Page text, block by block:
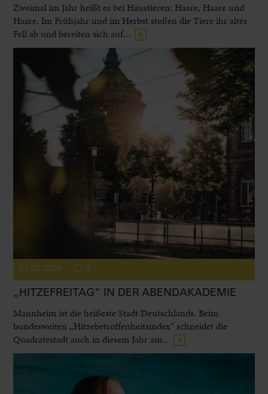
Zweimal im Jahr heißt es bei Haustieren: Haare, Haare und
Haare. Im Frühjahr und im Herbst stoßen die Tiere ihr altes
Fell ab und bereiten sich auf...
01.07.2026 0
„HITZEFREITAG“ IN DER ABENDAKADEMIE
Mannheim ist die heißeste Stadt Deutschlands. Beim
bundesweiten „Hitzebetroffenheitsindex“ schneidet die
Quadratestadt auch in diesem Jahr am...